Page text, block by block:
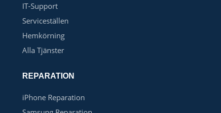
IT-Support
Serviceställen
Hemkörning
Alla Tjänster
REPARATION
iPhone Reparation